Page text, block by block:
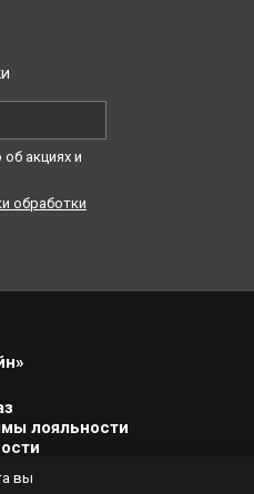
акциях и
обработки
лояльности
вы